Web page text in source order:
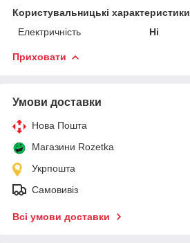
Користувальницькі характеристики
Електричність
Ні
Приховати
Умови доставки
Нова Пошта
Магазини Rozetka
Укрпошта
Самовивіз
Всі умови доставки